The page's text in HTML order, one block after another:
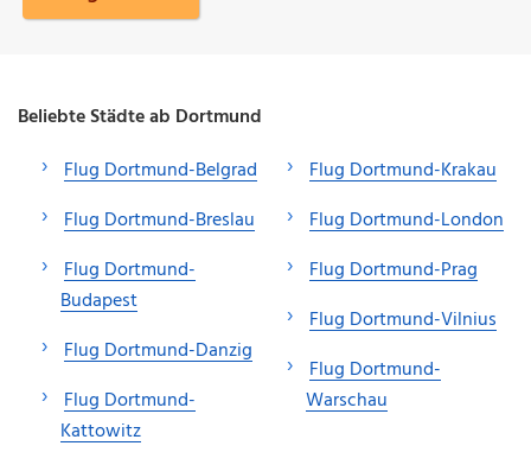
Beliebte Städte ab Dortmund
Flug Dortmund-Belgrad
Flug Dortmund-Breslau
Flug Dortmund-
Budapest
Flug Dortmund-Danzig
Flug Dortmund-
Kattowitz
Flug Dortmund-Krakau
Flug Dortmund-London
Flug Dortmund-Prag
Flug Dortmund-Vilnius
Flug Dortmund-
Warschau